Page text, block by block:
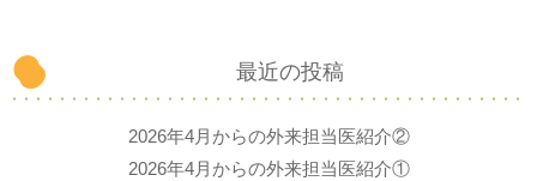
最近の投稿
2026年4月からの外来担当医紹介②
2026年4月からの外来担当医紹介①